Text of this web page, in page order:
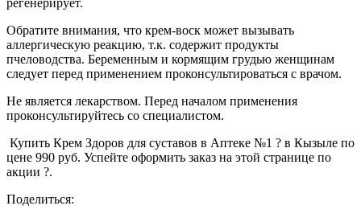
Обратите внимания, что крем-воск может вызывать
аллергическую реакцию, т.к. содержит продукты
пчеловодства. Беременным и кормящим грудью женщинам
следует перед применением проконсультироваться с врачом.
Не является лекарством. Перед началом применения
проконсультируйтесь со специалистом.
Купить Крем Здоров для суставов в Аптеке №1 ? в Кызыле по
цене 990 руб. Успейте оформить заказ на этой странице по
акции ?.
Поделиться: